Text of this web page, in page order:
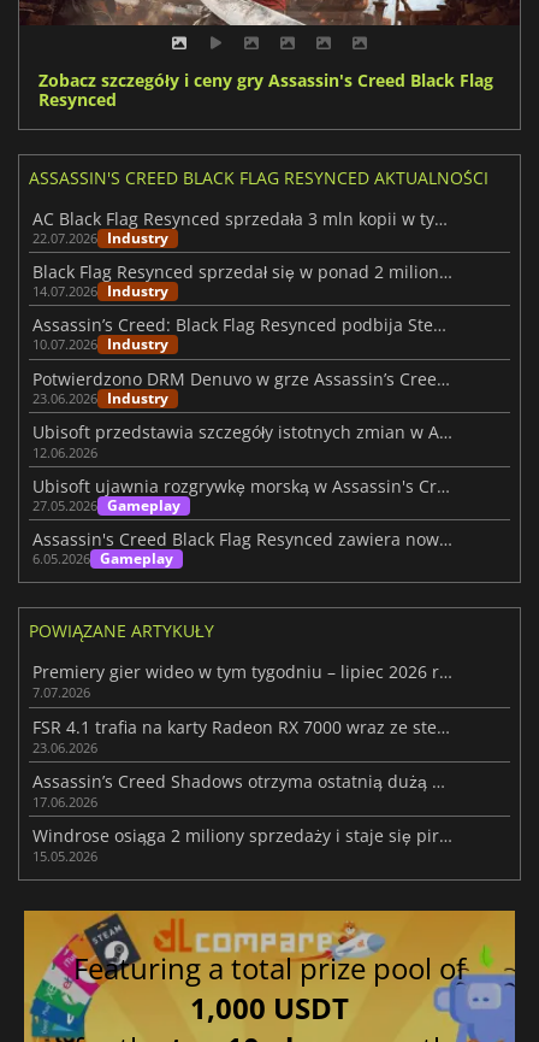
Zobacz szczegóły i ceny gry Assassin's Creed Black Flag
Resynced
ASSASSIN'S CREED BLACK FLAG RESYNCED AKTUALNOŚCI
AC Black Flag Resynced sprzedała 3 mln kopii w tydzień
22.07.2026 Industry
Black Flag Resynced sprzedał się w ponad 2 milionach sztuk w dniu premiery
14.07.2026 Industry
Assassin’s Creed: Black Flag Resynced podbija Steam
10.07.2026 Industry
Potwierdzono DRM Denuvo w grze Assassin’s Creed: Black Flag Resynced
23.06.2026 Industry
Ubisoft przedstawia szczegóły istotnych zmian w AC Black Flag Resynced
12.06.2026
Ubisoft ujawnia rozgrywkę morską w Assassin's Creed Black Flag Resynced
27.05.2026 Gameplay
Assassin's Creed Black Flag Resynced zawiera nowe systemy rozgrywki
6.05.2026 Gameplay
POWIĄZANE ARTYKUŁY
Premiery gier wideo w tym tygodniu – lipiec 2026 r. (28. tydzień)
7.07.2026
FSR 4.1 trafia na karty Radeon RX 7000 wraz ze sterownikiem Adrenalin
23.06.2026
Assassin’s Creed Shadows otrzyma ostatnią dużą aktualizację
17.06.2026
Windrose osiąga 2 miliony sprzedaży i staje się pirackim hitem 2026 roku
15.05.2026
Featuring a total prize pool of
1,000 USDT